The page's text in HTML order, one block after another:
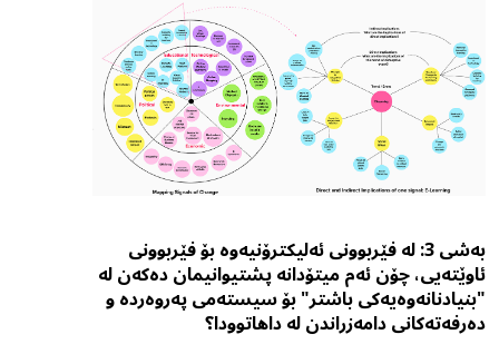
بەشی 3: لە فێربوونی ئەلیکترۆنیەوە بۆ فێربوونی
ئاوێتەیى، چۆن ئەم میتۆدانە پشتیوانیمان دەکەن لە
"بنیادنانەوەیەکی باشتر" بۆ سیستەمی پەروەردە و
دەرفەتەکانی دامەزراندن لە داهاتوودا؟